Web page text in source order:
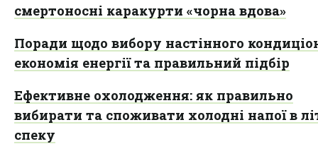
смертоносні каракурти «чорна вдова»
Поради щодо вибору настінного
економія енергії та правильний підбір
Ефективне охолодження: як правильно
вибирати та споживати холодні напої в
спеку